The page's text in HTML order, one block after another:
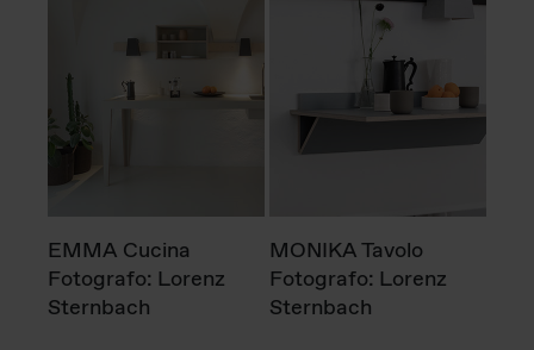
EMMA Cucina
Fotografo: Lorenz
Sternbach
MONIKA Tavolo
Fotografo: Lorenz
Sternbach